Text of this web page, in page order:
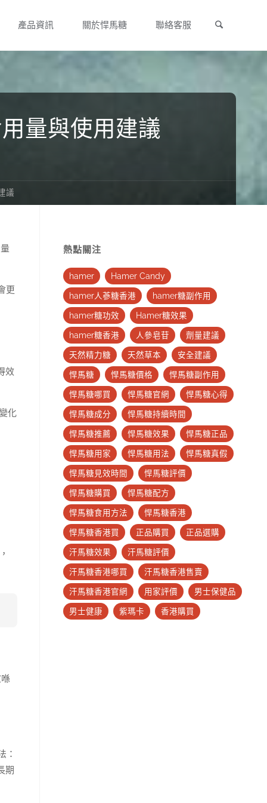
產品資訊 關於悍馬糖 聯絡客服
量與使用建議
議
更
效
化
：
期
熱點關注
hamer Hamer Candy
hamer人蔘糖香港 hamer糖副作用
hamer糖功效 Hamer糖效果
hamer糖香港 人參皂苷 劑量建議
天然精力糖 天然草本 安全建議
悍馬糖 悍馬糖價格 悍馬糖副作用
悍馬糖哪買 悍馬糖官網 悍馬糖心得
悍馬糖成分 悍馬糖持續時間
悍馬糖推薦 悍馬糖效果 悍馬糖正品
悍馬糖用家 悍馬糖用法 悍馬糖真假
悍馬糖見效時間 悍馬糖評價
悍馬糖購買 悍馬糖配方
悍馬糖食用方法 悍馬糖香港
悍馬糖香港買 正品購買 正品選購
汗馬糖效果 汗馬糖評價
汗馬糖香港哪買 汗馬糖香港售賣
汗馬糖香港官網 用家評價 男士保健品
男士健康 紫瑪卡 香港購買